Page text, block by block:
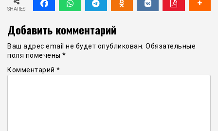
SHARES
Добавить комментарий
Ваш адрес email не будет опубликован. Обязательные
поля помечены *
Комментарий *